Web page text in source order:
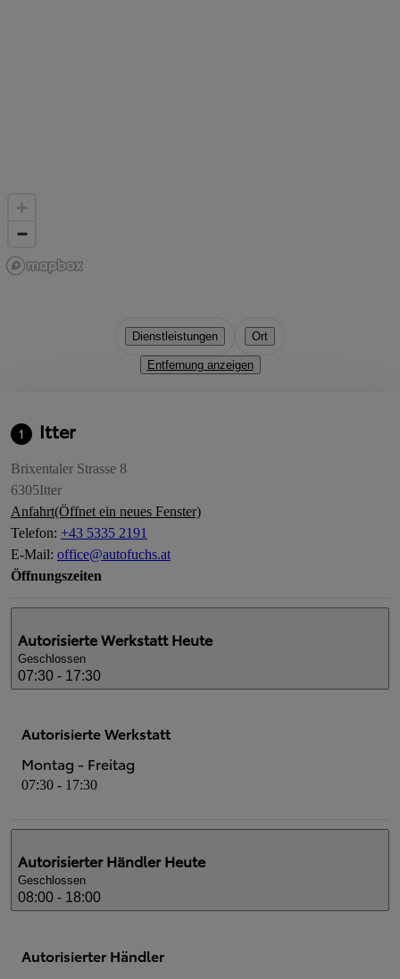
Dienstleistungen Ort
Entfernung anzeigen
1 Itter
Brixentaler Strasse 8
6305Itter
Anfahrt(Öffnet ein neues Fenster)
Telefon: +43 5335 2191
E-Mail: office@autofuchs.at
Öffnungszeiten
Autorisierte Werkstatt Heute
Geschlossen
07:30 - 17:30
Autorisierte Werkstatt
Montag - Freitag
07:30 - 17:30
Autorisierter Händler Heute
Geschlossen
08:00 - 18:00
Autorisierter Händler